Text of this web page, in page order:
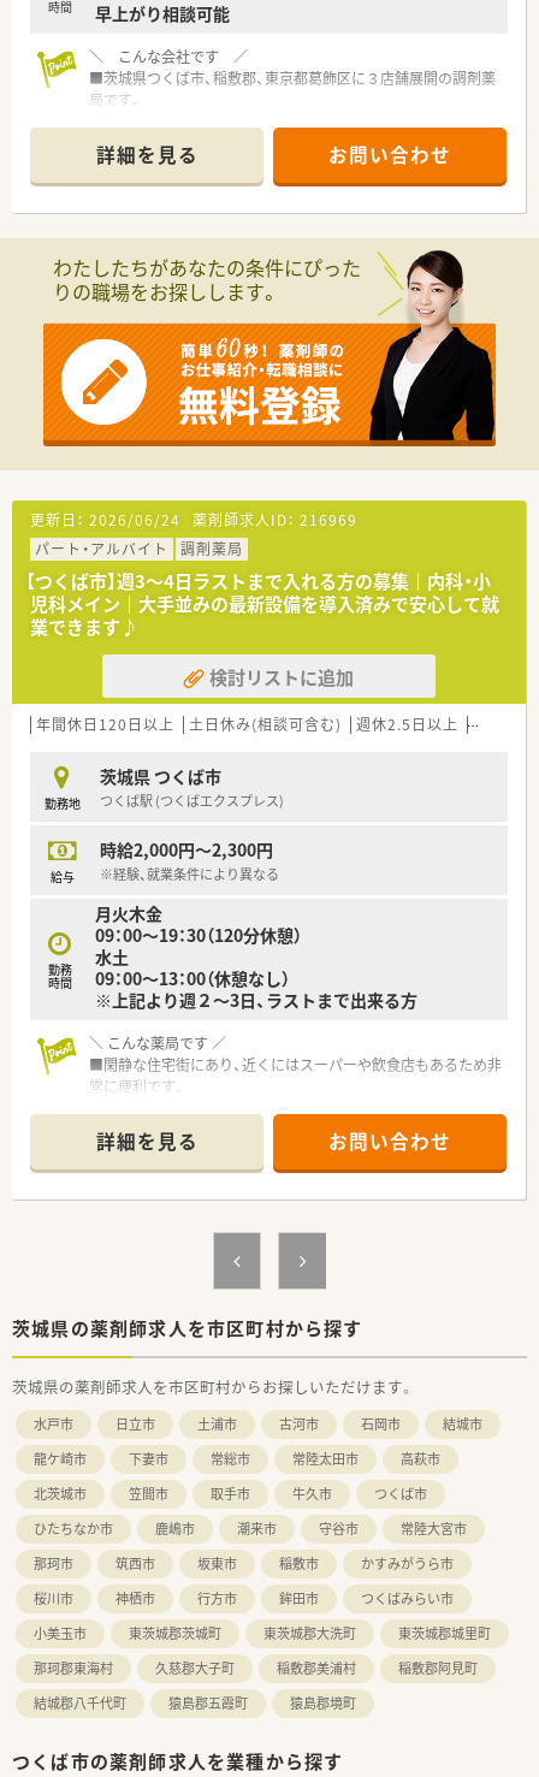
時間 早上がり相談可能
＼ こんな会社です ／
■茨城県つくば市、稲敷郡、東京都葛飾区に３店舗展開の調剤薬
局です。
薬局です。
■有給休暇の取得も積極的に行っており、お休みの融通も利きま
す♪
■音声入力、遠隔入力など大手並みの最新設備を導入しています
■経験不問 協調性があり、長くご勤務いただける方、ご応募お
待ちしております♪
■社長のもとで経験や店舗の運営を学びたい方にお勧めです！
詳細を見る お問い合わせ
わたしたちがあなたの条件にぴった
りの職場をお探しします。
更新日： 2026/06/24 薬剤師求人ID： 216969
パート・アルバイト
調剤薬局
【つくば市】週3～4日ラストまで入れる方の募集｜内科・小
児科メイン｜大手並みの最新設備を導入済みで安心して就
業できます♪
検討リストに追加
年間休日120日以上 土日休み(相談可含む) 週休2.5日以上 週32h以
勤務地
茨城県 つくば市
つくば駅 (つくばエクスプレス)
給与
時給2,000円～2,300円
※経験、就業条件により異なる
勤務
時間
月火木金
09：00～19：30（120分休憩）
水土
09：00～13：00（休憩なし）
※上記より週２〜3日、ラストまで出来る方
＼ こんな薬局です ／
■閑静な住宅街にあり、近くにはスーパーや飲食店もあるため非
常に便利です。
■内科クリニックからの処方箋をメインに応需しています。
■患者層はお子様連れの方からお年寄りまで幅広い世代の患者
様が来局されます。
■処方箋枚数は１日平均５０〜６０枚程、常時薬剤師２名以上で
■水曜日と土曜日は12時までの開局のため、シフトにより週休3
■茨城県つくば市、稲敷郡、東京都葛飾区に３店舗展開の調剤薬
局です。
■代表も薬剤師として現場に入っており、風通しが良い雰囲気の
薬局です。
■有給休暇の取得も積極的に行っており、お休みの融通も利きま
す♪
■音声入力、遠隔入力など大手並みの最新設備を導入しています
■クリニックのお休みに準じて店舗も閉局するため、長期休みの
取得も可能
■経験不問 協調性があり、長くご勤務いただける方、ご応募お
待ちしております♪
■社長のもとで経験や店舗の運営を学びたい方にお勧めです！
詳細を見る お問い合わせ
茨城県の薬剤師求人を市区町村から探す
茨城県の薬剤師求人を市区町村からお探しいただけます。
水戸市 日立市 土浦市 古河市 石岡市
結城市
龍ケ崎市
下妻市 常総市 常陸太田市
高萩市
北茨城市
笠間市 取手市 牛久市
つくば市
ひたちなか市
鹿嶋市 潮来市 守谷市
常陸大宮市
那珂市
筑西市 坂東市 稲敷市
かすみがうら市
桜川市
神栖市 行方市 鉾田市
つくばみらい市
小美玉市
東茨城郡茨城町 東茨城郡大洗町
東茨城郡城里町
那珂郡東海村
久慈郡大子町 稲敷郡美浦村
稲敷郡阿見町
結城郡八千代町
猿島郡五霞町 猿島郡境町
つくば市の薬剤師求人を業種から探す